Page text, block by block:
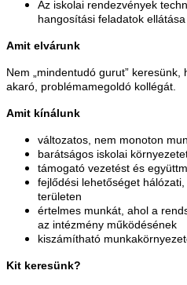
Az iskolai rendezvények
hangosítási feladatok ellátása
Amit elvárunk
Nem „mindentudó gurut”
akaró, problémamegoldó kollégát.
Amit kínálunk
változatos, nem monoton
barátságos iskolai
támogató vezetést és
fejlődési lehetőséget
területen
értelmes munkát, ahol a
az intézmény működésének
kiszámítható
Kit keresünk?